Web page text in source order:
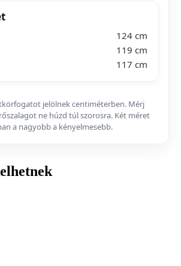
124 cm
119 cm
117 cm
jelölnek centiméterben. Mérj
ne húzd túl szorosra. Két méret
a nagyobb a kényelmesebb.